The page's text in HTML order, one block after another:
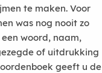
te maken. Voor
was nog nooit zo
woord, naam,
of uitdrukking
geeft u de